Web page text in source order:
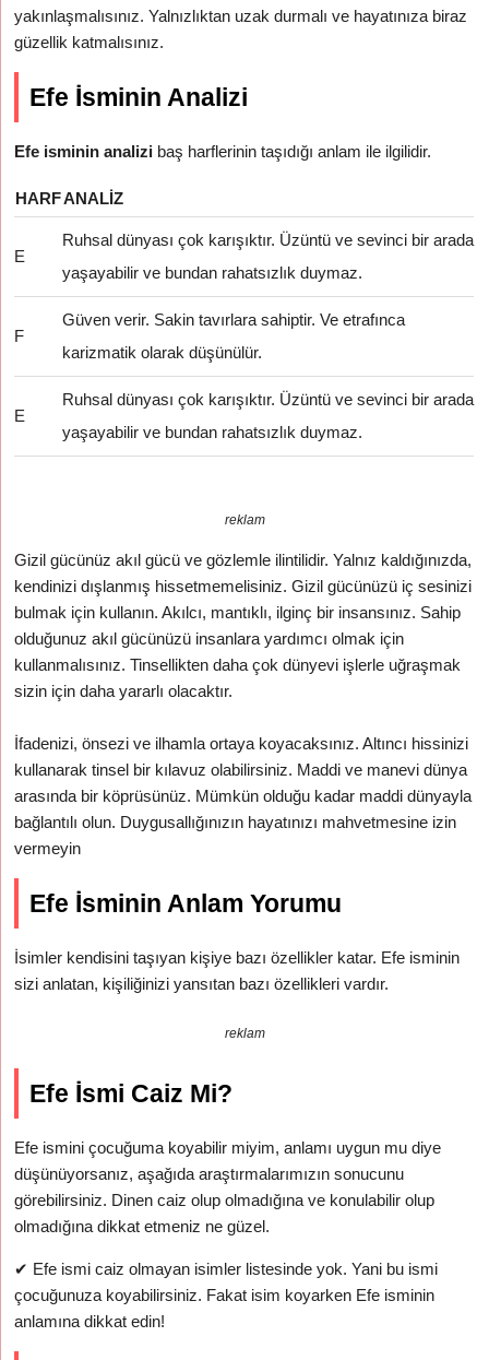
yakınlaşmalısınız. Yalnızlıktan uzak durmalı ve hayatınıza biraz
güzellik katmalısınız.
Efe İsminin Analizi
Efe isminin analizi baş harflerinin taşıdığı anlam ile ilgilidir.
HARFANALIZ
E
Ruhsal dünyası çok karışıktır. Üzüntü ve sevinci bir arada
yaşayabilir ve bundan rahatsızlık duymaz.
F
Güven verir. Sakin tavırlara sahiptir. Ve etrafınca
karizmatik olarak düşünülür.
E
Ruhsal dünyası çok karışıktır. Üzüntü ve sevinci bir arada
yaşayabilir ve bundan rahatsızlık duymaz.
reklam
Gizil gücünüz akıl gücü ve gözlemle ilintilidir. Yalnız kaldığınızda,
kendinizi dışlanmış hissetmemelisiniz. Gizil gücünüzü iç sesinizi
bulmak için kullanın. Akılcı, mantıklı, ilginç bir insansınız. Sahip
olduğunuz akıl gücünüzü insanlara yardımcı olmak için
kullanmalısınız. Tinsellikten daha çok dünyevi işlerle uğraşmak
sizin için daha yararlı olacaktır.
İfadenizi, önsezi ve ilhamla ortaya koyacaksınız. Altıncı hissinizi
kullanarak tinsel bir kılavuz olabilirsiniz. Maddi ve manevi dünya
arasında bir köprüsünüz. Mümkün olduğu kadar maddi dünyayla
bağlantılı olun. Duygusallığınızın hayatınızı mahvetmesine izin
vermeyin
Efe İsminin Anlam Yorumu
İsimler kendisini taşıyan kişiye bazı özellikler katar. Efe isminin
sizi anlatan, kişiliğinizi yansıtan bazı özellikleri vardır.
reklam
Efe İsmi Caiz Mi?
Efe ismini çocuğuma koyabilir miyim, anlamı uygun mu diye
düşünüyorsanız, aşağıda araştırmalarımızın sonucunu
görebilirsiniz. Dinen caiz olup olmadığına ve konulabilir olup
olmadığına dikkat etmeniz ne güzel.
✔ Efe ismi caiz olmayan isimler listesinde yok. Yani bu ismi
çocuğunuza koyabilirsiniz. Fakat isim koyarken Efe isminin
anlamına dikkat edin!